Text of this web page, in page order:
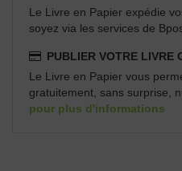
Le Livre en Papier expédie
soyez via les services de
PUBLIER VOTRE LIVRE
Le Livre en Papier vous
gratuitement, sans surprise,
pour plus d'informations